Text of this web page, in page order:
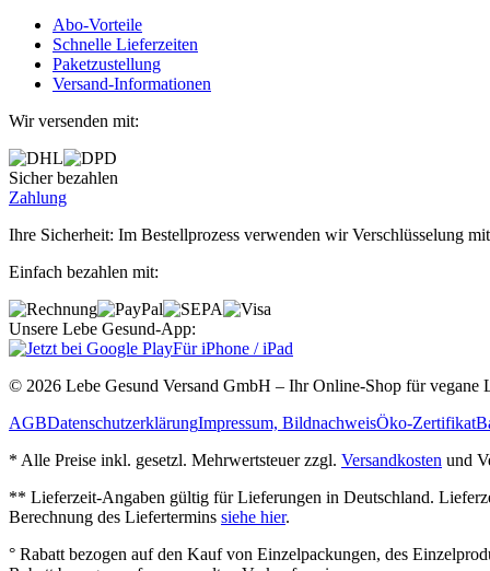
Abo‐Vorteile
Schnelle Lieferzeiten
Paketzustellung
Versand‐Informationen
Wir versenden mit:
Sicher bezahlen
Zahlung
Ihre Sicherheit: Im Bestellprozess verwenden wir Verschlüsselung
Einfach bezahlen mit:
Unsere Lebe Gesund-App:
Für iPhone / iPad
© 2026 Lebe Gesund Versand GmbH – Ihr Online‐Shop für vegane
AGBDatenschutzerklärungImpressum, BildnachweisÖko‐Zertifikat
* Alle Preise inkl. gesetzl. Mehrwertsteuer zzgl. Versandkosten und
** Lieferzeit‐Angaben gültig für Lieferungen in Deutschland.
Berechnung des Liefertermins siehe hier.
° Rabatt bezogen auf den Kauf von Einzelpackungen, des